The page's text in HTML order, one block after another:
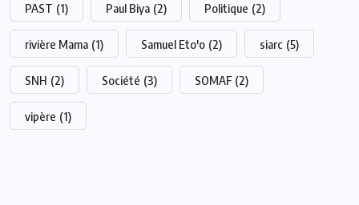
PAST (1) Paul Biya (2) Politique (2)
rivière Mama (1) Samuel Eto'o (2) siarc (5)
SNH (2) Société (3) SOMAF (2)
vipère (1)